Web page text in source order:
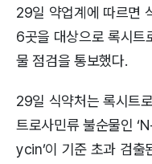
29일 약업계에 따르면
6곳을 대상으로 록시트
물 점검을 통보했다.
29일 식약처는 록시트
트로사민류 불순물인
ycin’이 기준 초과 검출